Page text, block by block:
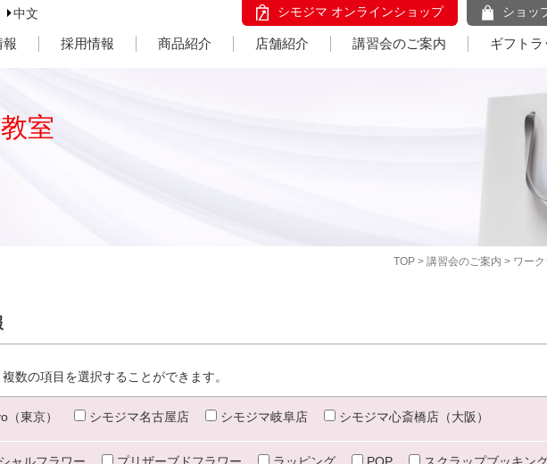
中文 シモジマ オンラインショップ ショッ
報 採用情報 商品紹介 店舗紹介 講習会のご案内 ギフト
TOP > 講習会のご案内 > ワー
室
数の項目を選択することができます。
東京） シモジマ名古屋店 シモジマ岐阜店 シモジマ心斎橋店（大阪）